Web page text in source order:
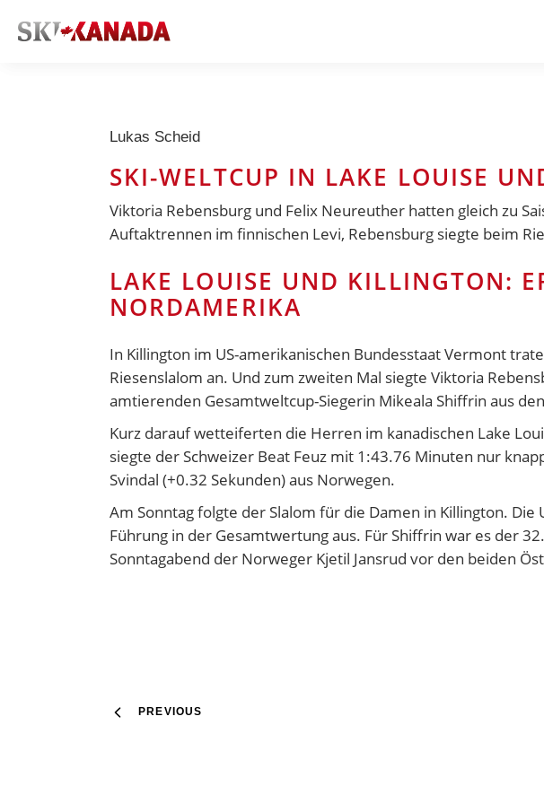
Lukas Scheid
SKI-WELTCUP IN LAKE LOUISE
Viktoria Rebensburg und Felix Neureuther hatten gleich zu
Auftaktrennen im finnischen Levi, Rebensburg siegte beim
LAKE LOUISE UND KILLINGTON:
NORDAMERIKA
In Killington im US-amerikanischen Bundesstaat Vermont
Riesenslalom an. Und zum zweiten Mal siegte Viktoria
amtierenden Gesamtweltcup-Siegerin Mikeala Shiffrin aus
Kurz darauf wetteiferten die Herren im kanadischen Lake
siegte der Schweizer Beat Feuz mit 1:43.76 Minuten nur
Svindal (+0.32 Sekunden) aus Norwegen.
Am Sonntag folgte der Slalom für die Damen in Killington.
Führung in der Gesamtwertung aus. Für Shiffrin war es der
Sonntagabend der Norweger Kjetil Jansrud vor den beiden
PREVIOUS